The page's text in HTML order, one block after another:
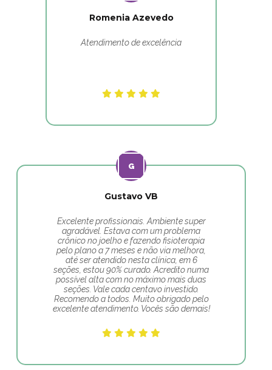
Romenia Azevedo
Atendimento de excelência
Gustavo VB
Excelente profissionais. Ambiente super
agradável. Estava com um problema
crônico no joelho e fazendo fisioterapia
pelo plano a 7 meses e não via melhora,
até ser atendido nesta clínica, em 6
seções, estou 90% curado. Acredito numa
possível alta com no máximo mais duas
seções. Vale cada centavo investido.
Recomendo a todos. Muito obrigado pelo
excelente atendimento. Vocês são demais!